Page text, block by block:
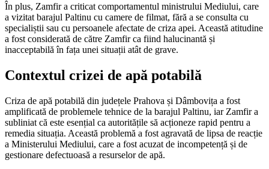
În plus, Zamfir a criticat comportamentul ministrului Mediului, care
a vizitat barajul Paltinu cu camere de filmat, fără a se consulta cu
specialiștii sau cu persoanele afectate de criza apei. Această atitudine
a fost considerată de către Zamfir ca fiind halucinantă și
inacceptabilă în fața unei situații atât de grave.
Contextul crizei de apă potabilă
Criza de apă potabilă din județele Prahova și Dâmbovița a fost
amplificată de problemele tehnice de la barajul Paltinu, iar Zamfir a
subliniat că este esențial ca autoritățile să acționeze rapid pentru a
remedia situația. Această problemă a fost agravată de lipsa de reacție
a Ministerului Mediului, care a fost acuzat de incompetență și de
gestionare defectuoasă a resurselor de apă.